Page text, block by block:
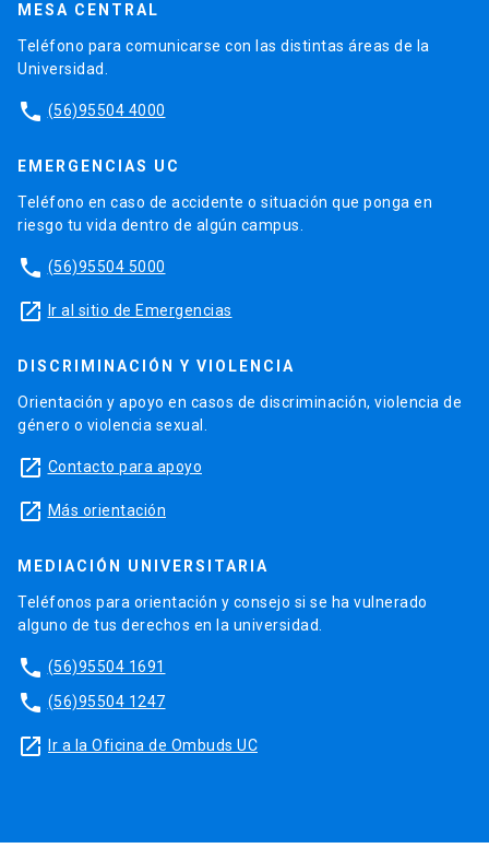
MESA CENTRAL
Teléfono para comunicarse con las distintas áreas de la
Universidad.
phone (56)95504 4000
EMERGENCIAS UC
Teléfono en caso de accidente o situación que ponga en
riesgo tu vida dentro de algún campus.
phone (56)95504 5000
launch Ir al sitio de Emergencias
DISCRIMINACIÓN Y VIOLENCIA
Orientación y apoyo en casos de discriminación, violencia de
género o violencia sexual.
launch Contacto para apoyo
launch Más orientación
MEDIACIÓN UNIVERSITARIA
Teléfonos para orientación y consejo si se ha vulnerado
alguno de tus derechos en la universidad.
phone (56)95504 1691
phone (56)95504 1247
launch Ir a la Oficina de Ombuds UC